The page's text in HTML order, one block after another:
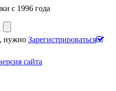
с 1996 года
нужно Зарегистрироваться
сайта